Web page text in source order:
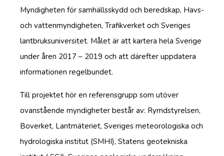
Myndigheten för samhällsskydd och beredskap, Havs-
och vattenmyndigheten, Trafikverket och Sveriges
lantbruksuniversitet. Målet är att kartera hela Sverige
under åren 2017 – 2019 och att därefter uppdatera
informationen regelbundet.
Till projektet hör en referensgrupp som utöver
ovanstående myndigheter består av: Rymdstyrelsen,
Boverket, Lantmäteriet, Sveriges meteorologiska och
hydrologiska institut (SMHI), Statens geotekniska